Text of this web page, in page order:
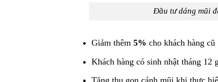
Đầu tư dáng mũi
Giảm thêm 5% cho khách hàng cũ
Khách hàng có sinh nhật tháng 12